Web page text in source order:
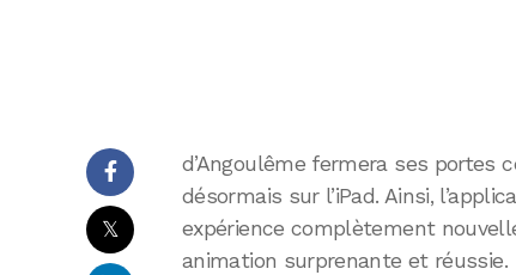
𝕏
d’Angoulême fermera ses portes
désormais sur l’iPad. Ainsi,
expérience complètement
animation surprenante et réussie.